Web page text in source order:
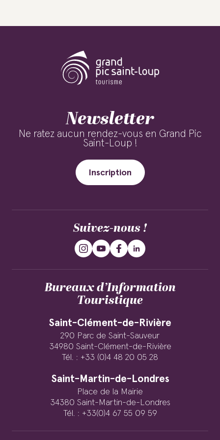
Newsletter
Ne ratez aucun rendez-vous en Grand Pic
Saint-Loup !
Inscription
Suivez-nous !
Bureaux d’Information
Touristique
Saint-Clément-de-Rivière
290 Parc de Saint-Sauveur
34980 Saint-Clément-de-Rivière
Tél. : +33 (0)4 48 20 05 28
Saint-Martin-de-Londres
Place de la Mairie
34380 Saint-Martin-de-Londres
Tél. : +33(0)4 67 55 09 59